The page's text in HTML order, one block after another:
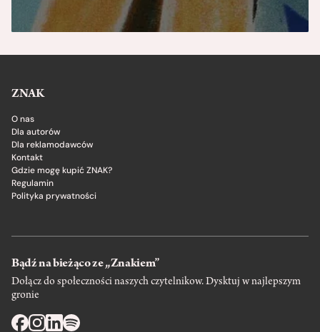
ZNAK
O nas
Dla autorów
Dla reklamodawców
Kontakt
Gdzie mogę kupić ZNAK?
Regulamin
Polityka prywatności
Bądź na bieżąco ze „Znakiem”
Dołącz do społeczności naszych czytelnikow. Dysktuj w najlepszym
gronie